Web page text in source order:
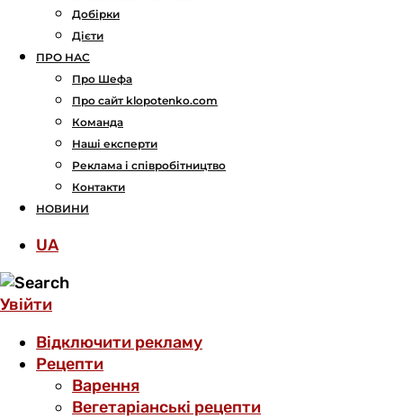
Добірки
Дієти
ПРО НАС
Про Шефа
Про сайт klopotenko.com
Команда
Наші експерти
Реклама і співробітництво
Контакти
НОВИНИ
UA
Увійти
Відключити рекламу
Рецепти
Варення
Вегетаріанські рецепти